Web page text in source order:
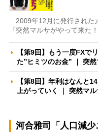
2009年12月に発行された
『突然マルサがやって来た
【第9回】もう一度FX
た”ヒミツのお金” ｜ 突
【第8回】年利はなんと
上がっていく ｜ 突然マ
河合雅司「人口減少